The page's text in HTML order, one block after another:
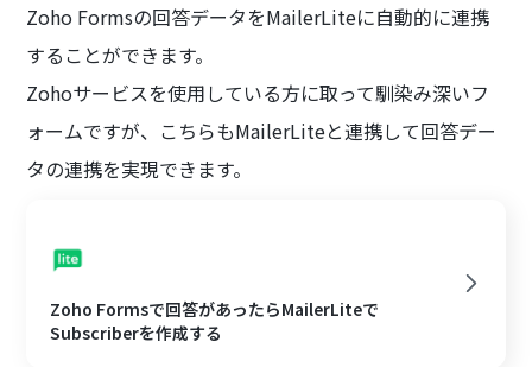
Zoho Formsの回答データをMailerLiteに自動的に連携
することができます。
Zohoサービスを使用している方に取って馴染み深いフ
ォームですが、こちらもMailerLiteと連携して回答デー
タの連携を実現できます。
Zoho Formsで回答があったらMailerLiteで
Subscriberを作成する